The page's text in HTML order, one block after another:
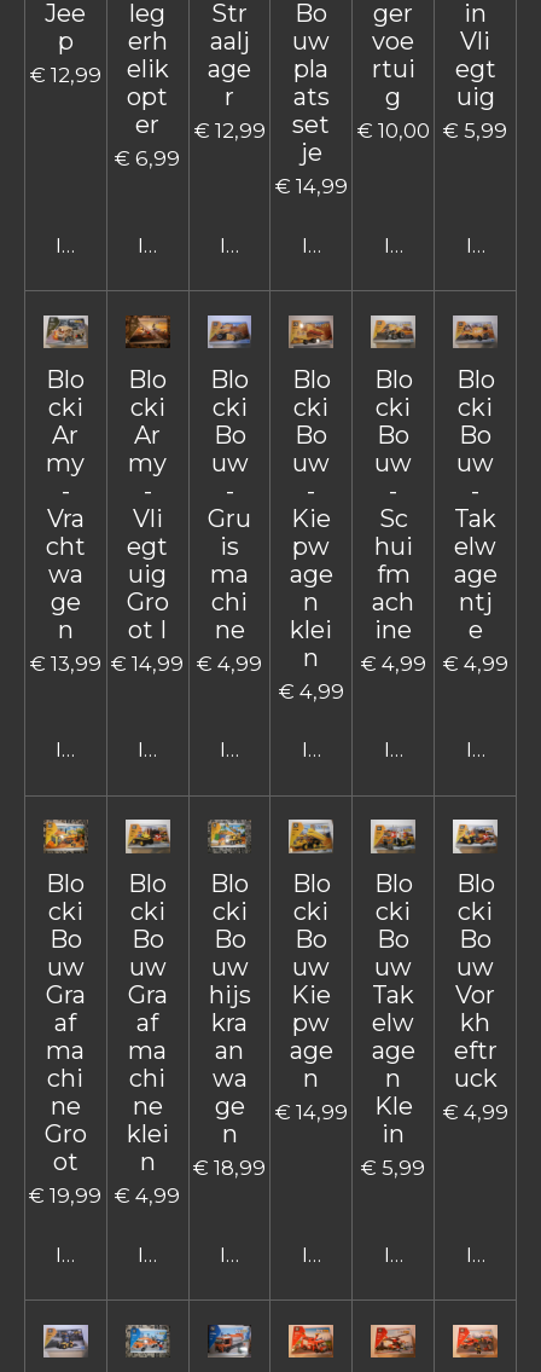
Jee
p
€ 12,99
In winkelwagen
leg
erh
elik
opt
er
€ 6,99
In winkelwagen
Str
aalj
age
r
€ 12,99
In winkelwagen
Bo
uw
pla
ats
set
je
€ 14,99
In winkelwagen
ger
voe
rtui
g
€ 10,00
In
in
Vli
egt
uig
€ 5,99
In
Blo
cki
Ar
my
-
Vra
cht
wa
ge
n
€ 13,99
In winkelwagen
Blo
cki
Ar
my
-
Vli
egt
uig
Gro
ot I
€ 14,99
In winkelwagen
Blo
cki
Bo
uw
-
Gru
is
ma
chi
ne
€ 4,99
In winkelwagen
Blo
cki
Bo
uw
-
Kie
pw
age
n
klei
n
€ 4,99
In winkelwagen
Blo
cki
Bo
uw
-
Sc
hui
fm
ach
ine
€ 4,99
In
Blo
cki
Bo
uw
-
Tak
elw
age
ntj
e
€ 4,99
In
Blo
cki
Bo
uw
Gra
af
ma
chi
ne
Gro
ot
€ 19,99
In winkelwagen
Blo
cki
Bo
uw
Gra
af
ma
chi
ne
klei
n
€ 4,99
In winkelwagen
Blo
cki
Bo
uw
hijs
kra
an
wa
ge
n
€ 18,99
In winkelwagen
Blo
cki
Bo
uw
Kie
pw
age
n
€ 14,99
In winkelwagen
Blo
cki
Bo
uw
Tak
elw
age
n
Kle
in
€ 5,99
In
Blo
cki
Bo
uw
Vor
kh
eftr
uck
€ 4,99
In